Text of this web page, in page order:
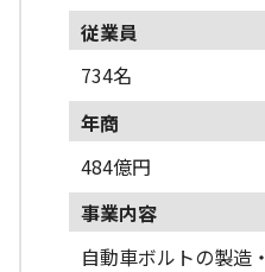
従業員
734名
年商
484億円
事業内容
自動車ボルトの製造